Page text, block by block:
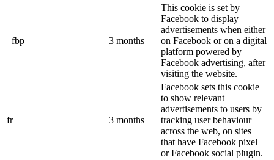
_fbp 3 months
This cookie is set by
Facebook to display
advertisements when either
on Facebook or on a digital
platform powered by
Facebook advertising, after
visiting the website.
fr 3 months
Facebook sets this cookie
to show relevant
advertisements to users by
tracking user behaviour
across the web, on sites
that have Facebook pixel
or Facebook social plugin.